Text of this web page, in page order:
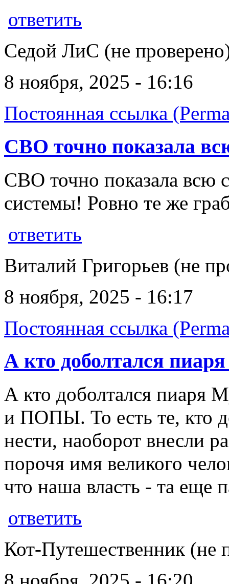
ответить
Седой ЛиС (не
8 ноября, 2025 - 16:16
Постоянная ссылка
СВО точно показала
СВО точно показала всю
системы! Ровно те же
ответить
Виталий Григорьев (не
8 ноября, 2025 - 16:17
Постоянная ссылка
А кто доболтался
А кто доболтался пиаря
и ПОПЫ. То есть те, кто
нести, наоборот внесли
порочя имя великого
что наша власть - та еще
ответить
Кот-Путешественник (не